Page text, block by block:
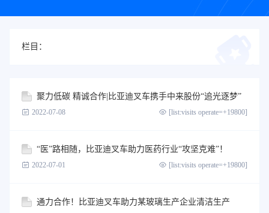
栏目：
聚力低碳 精诚合作|比亚迪叉车携手中来股份“追光逐梦”
2022-07-08 [list:visits operate=+19800]
“医”路相随，比亚迪叉车助力医药行业“攻坚克难”！
2022-07-01 [list:visits operate=+19800]
通力合作！比亚迪叉车助力某玻璃生产企业清洁生产